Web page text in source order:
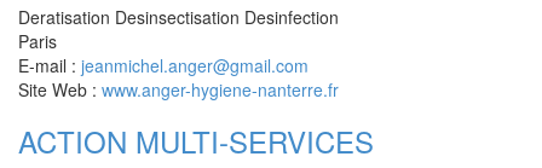
Deratisation Desinsectisation Desinfection
Paris
E-mail : jeanmichel.anger@gmail.com
Site Web : www.anger-hygiene-nanterre.fr
ACTION MULTI-SERVICES